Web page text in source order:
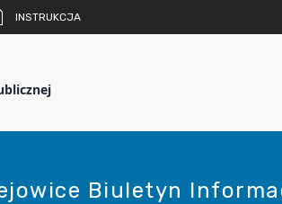
INSTRUKCJA
Biuletyn